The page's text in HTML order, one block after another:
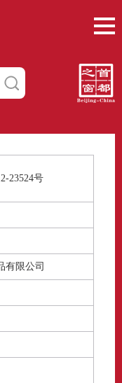
23524号
有限公司